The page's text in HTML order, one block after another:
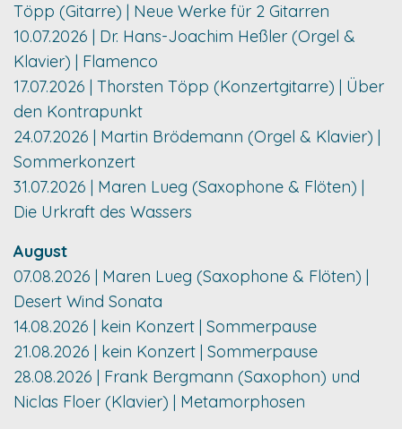
Töpp (Gitarre) | Neue Werke für 2 Gitarren
10.07.2026 | Dr. Hans-Joachim Heßler (Orgel &
Klavier) | Flamenco
17.07.2026 | Thorsten Töpp (Konzertgitarre) | Über
den Kontrapunkt
24.07.2026 | Martin Brödemann (Orgel & Klavier) |
Sommerkonzert
31.07.2026 | Maren Lueg (Saxophone & Flöten) |
Die Urkraft des Wassers
August
07.08.2026 | Maren Lueg (Saxophone & Flöten) |
Desert Wind Sonata
14.08.2026 | kein Konzert | Sommerpause
21.08.2026 | kein Konzert | Sommerpause
28.08.2026 | Frank Bergmann (Saxophon) und
Niclas Floer (Klavier) | Metamorphosen